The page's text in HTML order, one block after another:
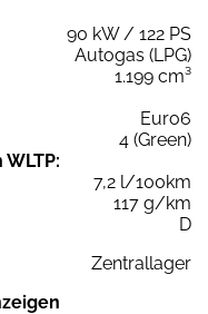
90 kW / 122 PS
Autogas (LPG)
1.199 cm³
Euro6
4 (Green)
7,2 l/100km
117 g/km
D
Zentrallager